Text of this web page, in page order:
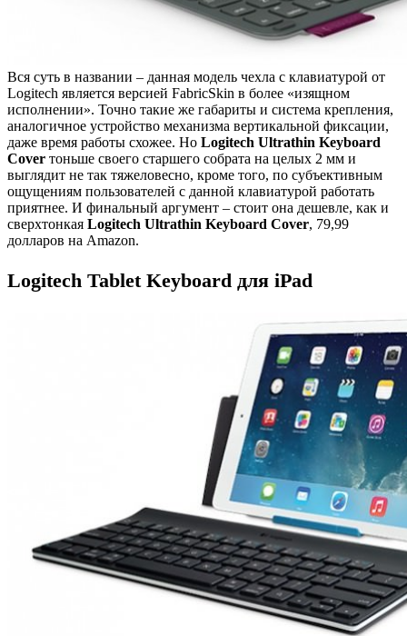
Вся суть в названии – данная модель чехла с клавиатурой от
Logitech является версией FabricSkin в более «изящном
исполнении». Точно такие же габариты и система крепления,
аналогичное устройство механизма вертикальной фиксации,
даже время работы схожее. Но Logitech Ultrathin Keyboard
Cover тоньше своего старшего собрата на целых 2 мм и
выглядит не так тяжеловесно, кроме того, по субъективным
ощущениям пользователей с данной клавиатурой работать
приятнее. И финальный аргумент – стоит она дешевле, как и
сверхтонкая Logitech Ultrathin Keyboard Cover, 79,99
долларов на Amazon.
Logitech Tablet Keyboard для iPad